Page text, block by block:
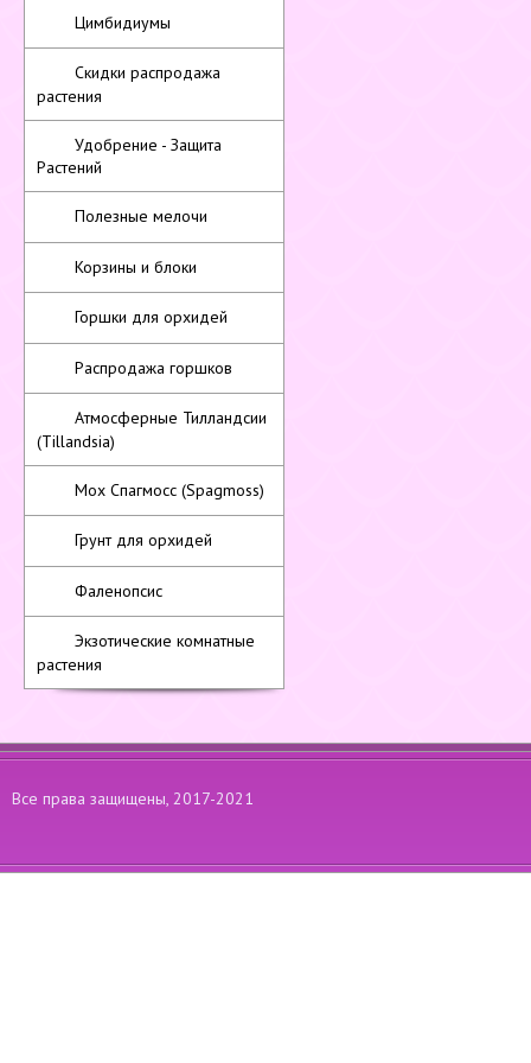
Цимбидиумы
Скидки распродажа
растения
Удобрение - Защита
Растений
Полезные мелочи
Корзины и блоки
Горшки для орхидей
Распродажа горшков
Атмосферные Тилландсии
(Tillandsia)
Мох Спагмосс (Spagmoss)
Грунт для орхидей
Фаленопсис
Экзотические комнатные
растения
Все права защищены, 2017-2021